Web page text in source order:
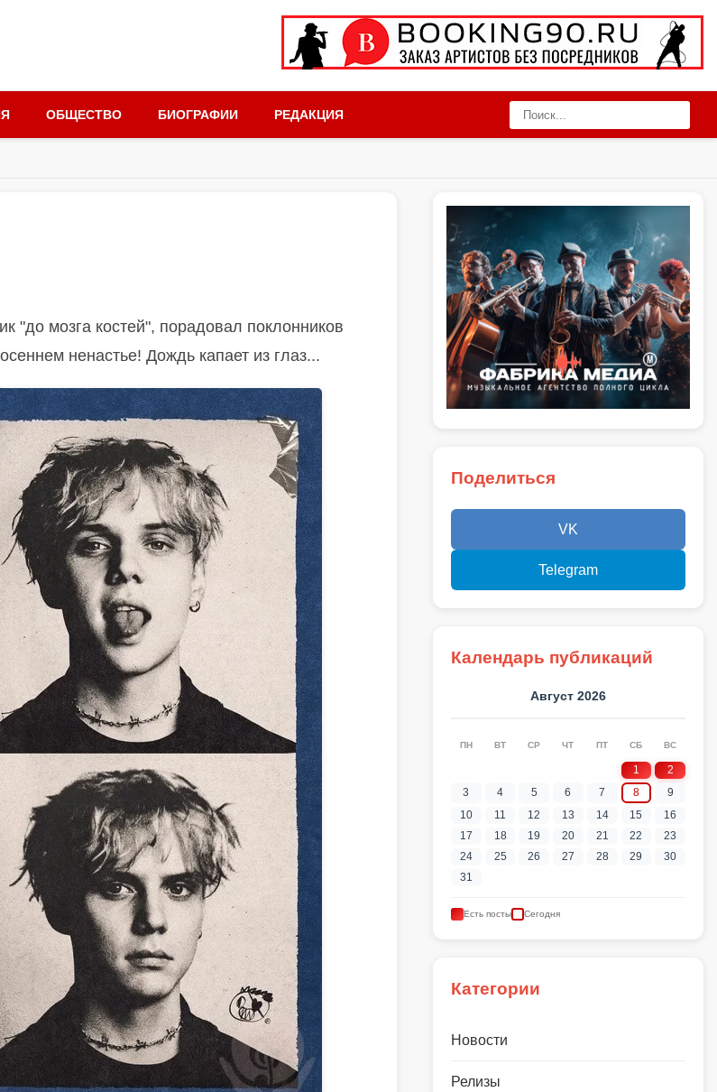
ОБЩЕСТВО БИОГРАФИИ РЕДАКЦИЯ
"до мозга костей", порадовал поклонников
ненастье! Дождь капает из глаз...
Поделиться
VK
Telegram
Календарь публикаций
Август 2026
ПН ВТ СР ЧТ ПТ СБ ВС
1
2
3
4 5 6 7 8
9
10
11 12 13 14 15
16
17
18 19 20 21 22
23
24
25 26 27 28 29
30
31
Есть посты Сегодня
Категории
Новости
Релизы